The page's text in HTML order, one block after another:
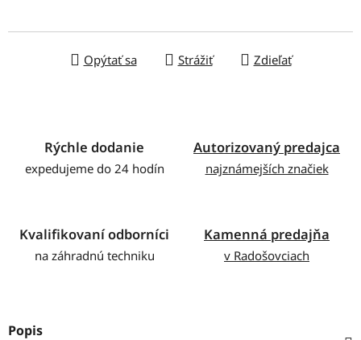
Opýtať sa Strážiť Zdieľať
Rýchle dodanie
expedujeme do 24 hodín
Autorizovaný predajca
najznámejších značiek
Kvalifikovaní odborníci
na záhradnú techniku
Kamenná predajňa
v Radošovciach
Popis